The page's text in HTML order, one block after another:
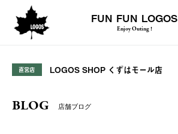
FUN FUN LOGOS
Enjoy Outing !
直営店 LOGOS SHOP くずはモール店
BLOG 店舗ブログ